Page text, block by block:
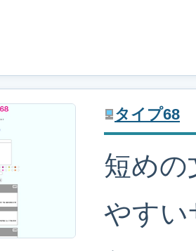
タイプ68
短めの
やすい